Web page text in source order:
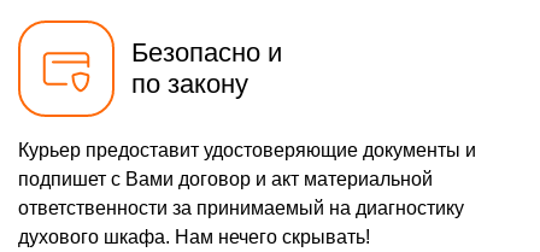
Безопасно и
по закону
Курьер предоставит удостоверяющие документы и
подпишет с Вами договор и акт материальной
ответственности за принимаемый на диагностику
духового шкафа. Нам нечего скрывать!